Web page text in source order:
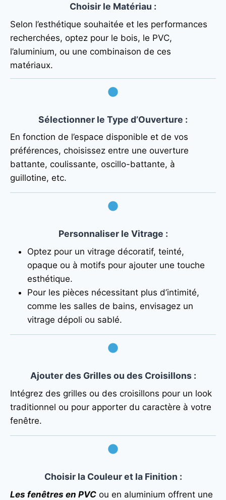
Choisir le Matériau :
Selon l’esthétique souhaitée et les performances
recherchées, optez pour le bois, le PVC,
l’aluminium, ou une combinaison de ces
matériaux.
Sélectionner le Type d’Ouverture :
En fonction de l’espace disponible et de vos
préférences, choisissez entre une ouverture
battante, coulissante, oscillo-battante, à
guillotine, etc.
Personnaliser le Vitrage :
Optez pour un vitrage décoratif, teinté,
opaque ou à motifs pour ajouter une touche
esthétique.
Pour les pièces nécessitant plus d’intimité,
comme les salles de bains, envisagez un
vitrage dépoli ou sablé.
Ajouter des Grilles ou des Croisillons:
Intégrez des grilles ou des croisillons pour un look
traditionnel ou pour apporter du caractère à votre
fenêtre.
Choisir la Couleur et la Finition :
Les fenêtres en PVC ou en aluminium offrent une